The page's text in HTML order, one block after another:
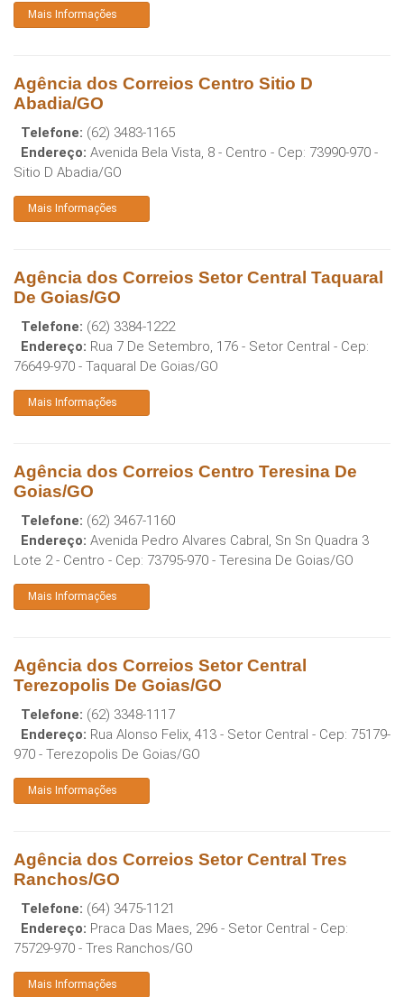
Mais Informações
Agência dos Correios Centro Sitio D
Abadia/GO
Telefone: (62) 3483-1165
Endereço: Avenida Bela Vista, 8 - Centro - Cep: 73990-970 -
Sitio D Abadia/GO
Mais Informações
Agência dos Correios Setor Central Taquaral
De Goias/GO
Telefone: (62) 3384-1222
Endereço: Rua 7 De Setembro, 176 - Setor Central - Cep:
76649-970 - Taquaral De Goias/GO
Mais Informações
Agência dos Correios Centro Teresina De
Goias/GO
Telefone: (62) 3467-1160
Endereço: Avenida Pedro Alvares Cabral, Sn Sn Quadra 3
Lote 2 - Centro - Cep: 73795-970 - Teresina De Goias/GO
Mais Informações
Agência dos Correios Setor Central
Terezopolis De Goias/GO
Telefone: (62) 3348-1117
Endereço: Rua Alonso Felix, 413 - Setor Central - Cep: 75179-
970 - Terezopolis De Goias/GO
Mais Informações
Agência dos Correios Setor Central Tres
Ranchos/GO
Telefone: (64) 3475-1121
Endereço: Praca Das Maes, 296 - Setor Central - Cep:
75729-970 - Tres Ranchos/GO
Mais Informações